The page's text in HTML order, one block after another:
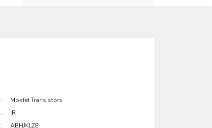
Mosfet Transistors
IR
ABHJKLZ8